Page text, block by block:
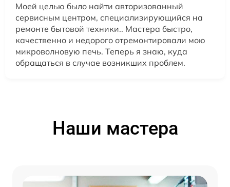
Моей целью было найти авторизованный
сервисным центром, специализирующийся на
ремонте бытовой техники.. Мастера быстро,
качественно и недорого отремонтировали мою
микроволновую печь. Теперь я знаю, куда
обращаться в случае возникших проблем.
Наши мастера